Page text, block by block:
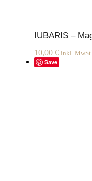
IUBARIS –
10,00 € inkl. MwSt.
Save